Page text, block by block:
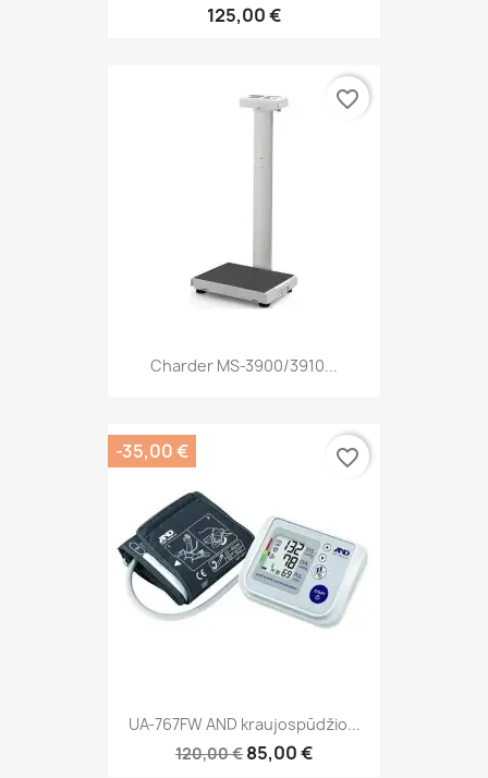
125,00 €
Charder MS-3900/3910...
favorite_border
UA-767FW AND kraujospūdžio...
120,00 € 85,00 €
-35,00 € favorite_border